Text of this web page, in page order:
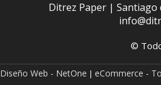
Ditrez Paper | Santiago
©
Diseño Web - NetOne | eCommerce -